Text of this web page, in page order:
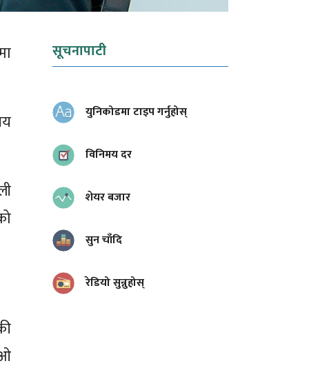
सूचनापाटी
युनिकोडमा टाइप गर्नुहोस्
विनिमय दर
शेयर बजार
सुन चाँदि
रेडियो सुन्नुहोस्